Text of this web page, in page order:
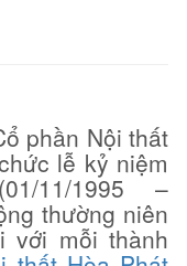
phần Nội thất
lễ kỷ niệm
11/1995 –
thường niên
với mỗi thành